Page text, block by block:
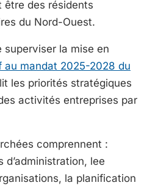
être des résidents
du Nord-Ouest.
la mise en
au mandat 2025-2028 du
les priorités stratégiques
activités entreprises par
comprennent :
d’administration, lee
la planification